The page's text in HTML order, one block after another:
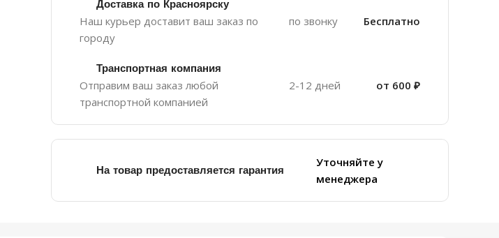
Доставка по Красноярску
Наш курьер доставит ваш заказ по
городу
по звонку Бесплатно
Транспортная компания
Отправим ваш заказ любой
транспортной компанией
2-12 дней от 600 ₽
На товар предоставляется гарантия
Уточняйте у
менеджера